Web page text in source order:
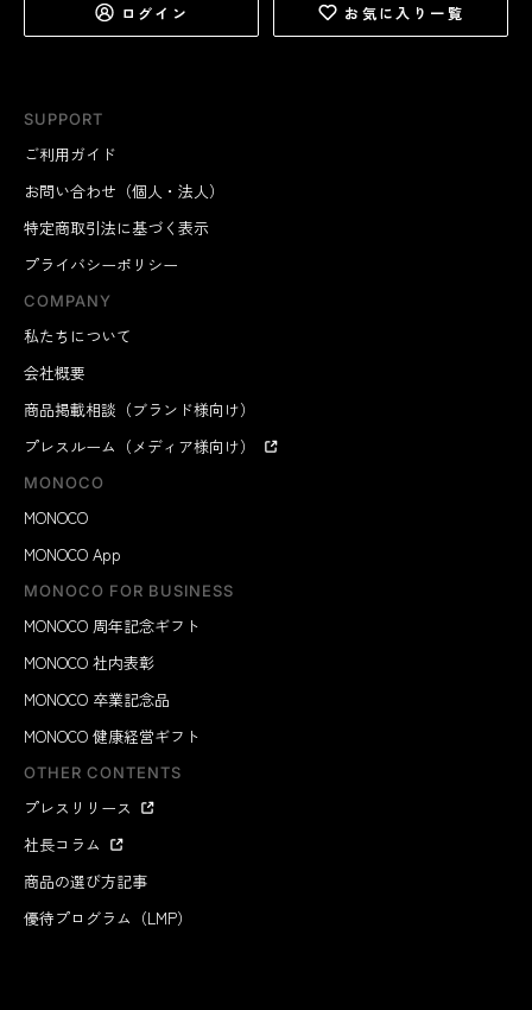
SUPPORT
ご利用ガイド
お問い合わせ（個人・法人）
特定商取引法に基づく表示
プライバシーポリシー
COMPANY
私たちについて
会社概要
商品掲載相談（ブランド様向け）
プレスルーム（メディア様向け）
MONOCO
MONOCO
MONOCO App
MONOCO FOR BUSINESS
MONOCO 周年記念ギフト
MONOCO 社内表彰
MONOCO 卒業記念品
MONOCO 健康経営ギフト
OTHER CONTENTS
プレスリリース
社長コラム
商品の選び方記事
優待プログラム（LMP）
ログイン お気に入り一覧